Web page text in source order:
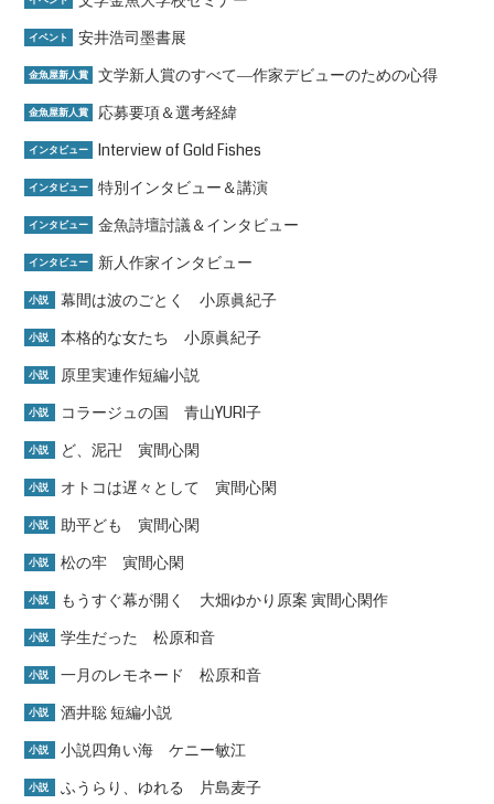
イベント 安井浩司墨書展
金魚屋新人賞 文学新人賞のすべて―作家デビューのための心得
金魚屋新人賞 応募要項＆選考経緯
インタビュー Interview of Gold Fishes
インタビュー 特別インタビュー＆講演
インタビュー 金魚詩壇討議＆インタビュー
インタビュー 新人作家インタビュー
小説 幕間は波のごとく 小原眞紀子
小説 本格的な女たち 小原眞紀子
小説 原里実連作短編小説
小説 コラージュの国 青山YURI子
小説 ど、泥卍 寅間心閑
小説 オトコは遅々として 寅間心閑
小説 助平ども 寅間心閑
小説 松の牢 寅間心閑
小説 もうすぐ幕が開く 大畑ゆかり原案 寅間心閑作
小説 学生だった 松原和音
小説 一月のレモネード 松原和音
小説 酒井聡 短編小説
小説 小説四角い海 ケニー敏江
小説 ふうらり、ゆれる 片島麦子